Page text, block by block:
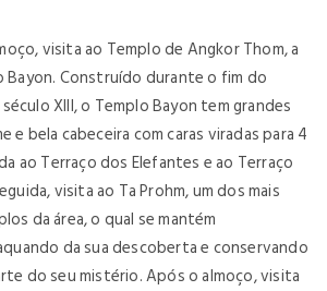
visita ao Templo de Angkor Thom, a
Bayon. Construído durante o fim do
XIII, o Templo Bayon tem grandes
e bela cabeceira com caras viradas para 4
ao Terraço dos Elefantes e ao Terraço
visita ao Ta Prohm, um dos mais
da área, o qual se mantém
da sua descoberta e conservando
do seu mistério. Após o almoço, visita